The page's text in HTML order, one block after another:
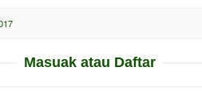
Masuak atau Daftar